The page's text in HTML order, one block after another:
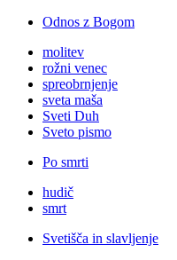
Odnos z Bogom
molitev
rožni venec
spreobrnjenje
sveta maša
Sveti Duh
Sveto pismo
Po smrti
hudič
smrt
Svetišča in slavljenje